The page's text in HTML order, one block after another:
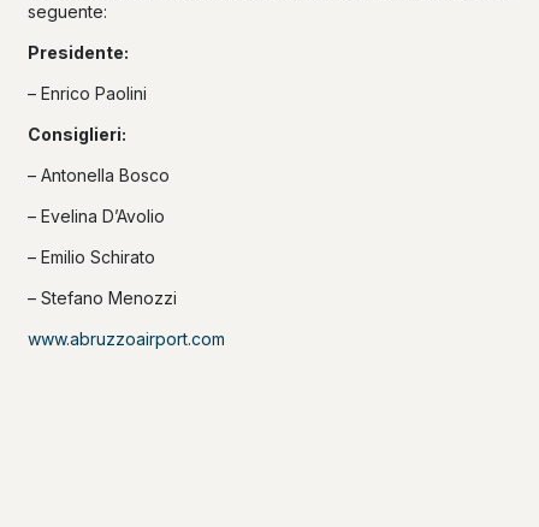
seguente:
Presidente:
– Enrico Paolini
Consiglieri:
– Antonella Bosco
– Evelina D’Avolio
– Emilio Schirato
– Stefano Menozzi
www.abruzzoairport.com